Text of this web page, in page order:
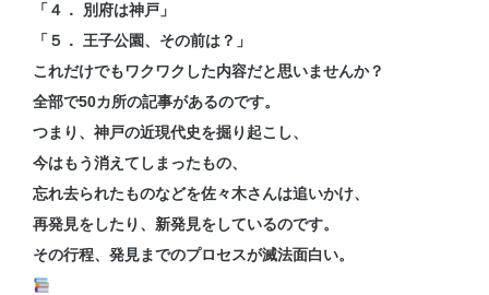
「４． 別府は神戸」
「５． 王子公園、その前は？」
これだけでもワクワクした内容だと思いませんか？
全部で50カ所の記事があるのです。
つまり、神戸の近現代史を掘り起こし、
今はもう消えてしまったもの、
忘れ去られたものなどを佐々木さんは追いかけ、
再発見をしたり、新発見をしているのです。
その行程、発見までのプロセスが滅法面白い。